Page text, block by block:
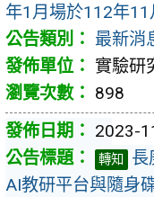
年1月場於112年
最新消
實驗研
898
2023-
轉知
長
AI教研平台與隨身